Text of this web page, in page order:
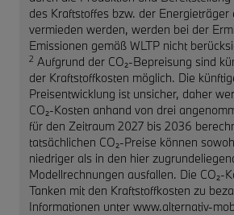
des Kraftstoffes bzw. der
vermieden werden, werden bei der
Emissionen gemäß WLTP nicht
2 Aufgrund der CO₂-Bepreisung sind
der Kraftstoffkosten möglich. Die
Preisentwicklung ist unsicher, daher
CO₂-Kosten anhand von drei
für den Zeitraum 2027 bis 2036
tatsächlichen CO₂-Preise können
niedriger als in den hier
Modellrechnungen ausfallen. Die CO₂-
Tanken mit den Kraftstoffkosten zu
Informationen unter www.alternativ-